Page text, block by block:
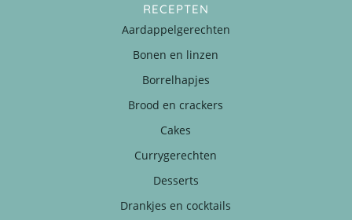
RECEPTEN
Aardappelgerechten
Bonen en linzen
Borrelhapjes
Brood en crackers
Cakes
Currygerechten
Desserts
Drankjes en cocktails